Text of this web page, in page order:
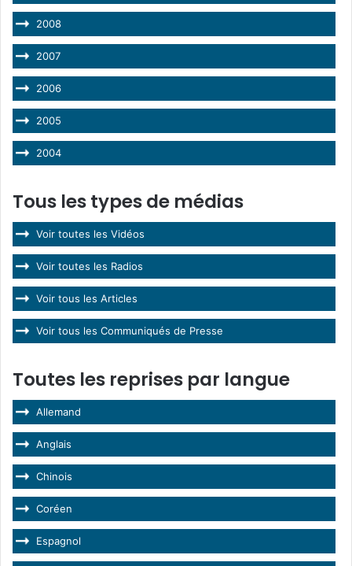
2008
2007
2006
2005
2004
Tous les types de médias
Voir toutes les Vidéos
Voir toutes les Radios
Voir tous les Articles
Voir tous les Communiqués de Presse
Toutes les reprises par langue
Allemand
Anglais
Chinois
Coréen
Espagnol